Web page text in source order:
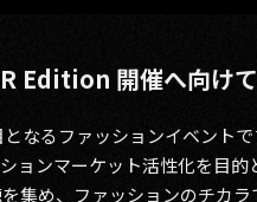
Edition 開催へ向けて
なるファッションイベント
ョンマーケット活性化を目
集め、ファッションのチカ